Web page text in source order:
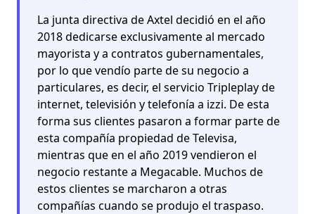
La junta directiva de Axtel decidió en el año
2018 dedicarse exclusivamente al mercado
mayorista y a contratos gubernamentales,
por lo que vendío parte de su negocio a
particulares, es decir, el servicio Tripleplay de
internet, televisión y telefonía a izzi. De esta
forma sus clientes pasaron a formar parte de
esta compañía propiedad de Televisa,
mientras que en el año 2019 vendieron el
negocio restante a Megacable. Muchos de
estos clientes se marcharon a otras
compañías cuando se produjo el traspaso.